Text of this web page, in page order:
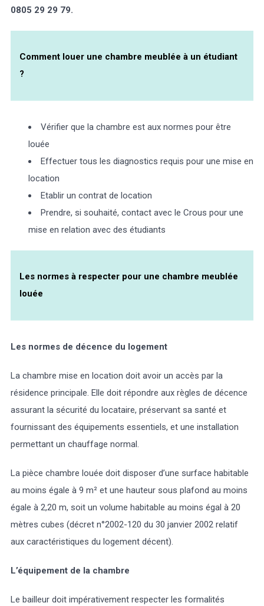
0805 29 29 79.
Comment louer une chambre meublée à un étudiant
?
Vérifier que la chambre est aux normes pour être
louée
Effectuer tous les diagnostics requis pour une mise en
location
Etablir un contrat de location
Prendre, si souhaité, contact avec le Crous pour une
mise en relation avec des étudiants
Les normes à respecter pour une chambre meublée
louée
Les normes de décence du logement
La chambre mise en location doit avoir un accès par la
résidence principale. Elle doit répondre aux règles de décence
assurant la sécurité du locataire, préservant sa santé et
fournissant des équipements essentiels, et une installation
permettant un chauffage normal.
La pièce chambre louée doit disposer d’une surface habitable
au moins égale à 9 m² et une hauteur sous plafond au moins
égale à 2,20 m, soit un volume habitable au moins égal à 20
mètres cubes (décret n°2002-120 du 30 janvier 2002 relatif
aux caractéristiques du logement décent).
L’équipement de la chambre
Le bailleur doit impérativement respecter les formalités